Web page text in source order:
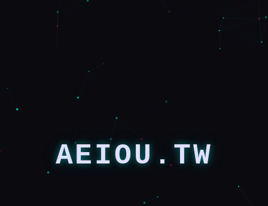
AEIOU.TW